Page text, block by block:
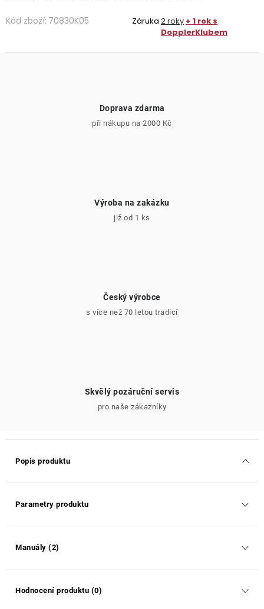
Kód zboží: 70830K05 Záruka 2 roky + 1 rok s
DopplerKlubem
Doprava zdarma
při nákupu na 2000 Kč
Výroba na zakázku
již od 1 ks
Český výrobce
s více než 70 letou tradicí
Skvělý pozáruční servis
pro naše zákazníky
Popis produktu
Parametry produktu
Manuály (2)
Hodnocení produktu (0)